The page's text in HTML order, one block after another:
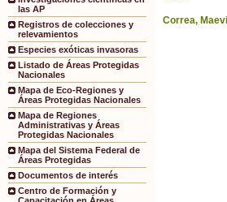
las AP
Registros de colecciones y
relevamientos
Especies exóticas invasoras
Listado de Áreas Protegidas
Nacionales
Mapa de Eco-Regiones y
Áreas Protegidas Nacionales
Mapa de Regiones
Administrativas y Áreas
Protegidas Nacionales
Mapa del Sistema Federal de
Áreas Protegidas
Documentos de interés
Centro de Formación y
Correa,